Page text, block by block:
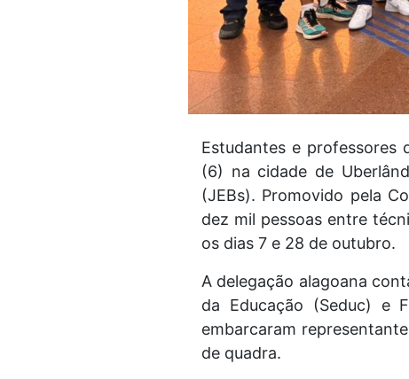
Estudantes e professores
(6) na cidade de
(JEBs). Promovido pela
dez mil pessoas entre
os dias 7 e 28 de outubro.
A delegação alagoana
da Educação (Seduc) e
embarcaram
de quadra.